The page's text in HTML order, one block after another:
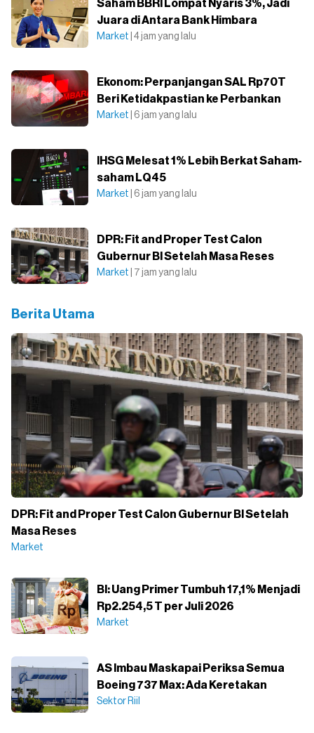
Saham BBRI Lompat Nyaris 3%, Jadi
Juara di Antara Bank Himbara
Market | 4 jam yang lalu
Ekonom: Perpanjangan SAL Rp70T
Beri Ketidakpastian ke Perbankan
Market | 6 jam yang lalu
IHSG Melesat 1% Lebih Berkat Saham-
saham LQ45
Market | 6 jam yang lalu
DPR: Fit and Proper Test Calon
Gubernur BI Setelah Masa Reses
Market | 7 jam yang lalu
Berita Utama
DPR: Fit and Proper Test Calon Gubernur BI Setelah
Masa Reses
Market
BI: Uang Primer Tumbuh 17,1% Menjadi
Rp2.254,5 T per Juli 2026
Market
AS Imbau Maskapai Periksa Semua
Boeing 737 Max: Ada Keretakan
Sektor Riil